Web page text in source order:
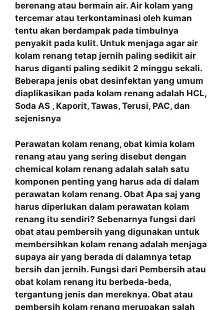
berenang atau bermain air. Air kolam yang
tercemar atau terkontaminasi oleh kuman
tentu akan berdampak pada timbulnya
penyakit pada kulit. Untuk menjaga agar air
kolam renang tetap jernih paling sedikit air
harus diganti paling sedikit 2 minggu sekali.
Beberapa jenis obat desinfektan yang umum
diaplikasikan pada kolam renang adalah HCL,
Soda AS , Kaporit, Tawas, Terusi, PAC, dan
sejenisnya
Perawatan kolam renang, obat kimia kolam
renang atau yang sering disebut dengan
chemical kolam renang adalah salah satu
komponen penting yang harus ada di dalam
perawatan kolam renang. Obat Apa saj yang
harus diperlukan dalam perawatan kolam
renang itu sendiri? Sebenarnya fungsi dari
obat atau pembersih yang digunakan untuk
membersihkan kolam renang adalah menjaga
supaya air yang berada di dalamnya tetap
bersih dan jernih. Fungsi dari Pembersih atau
obat kolam renang itu berbeda-beda,
tergantung jenis dan mereknya. Obat atau
pembersih kolam renang merupakan salah